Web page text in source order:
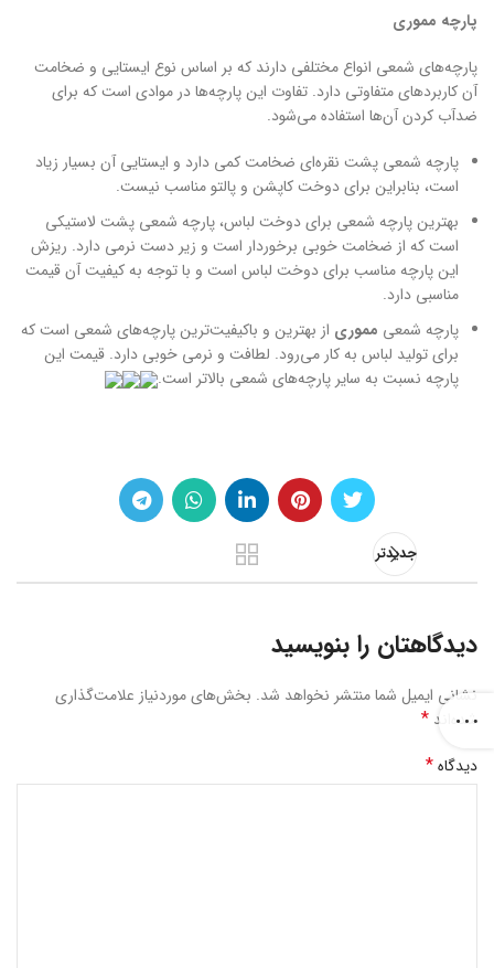
پارچه مموری
پارچه‌های شمعی انواع مختلفی دارند که بر اساس نوع ایستایی و ضخامت
آن کاربرد‌های متفاوتی دارد. تفاوت این پارچه‌ها در موادی است که برای
ضدآب کردن آن‌ها استفاده می‌شود.
پارچه شمعی پشت نقره‌ای ضخامت کمی دارد و ایستایی آن بسیار زیاد
است، بنابراین برای دوخت کاپشن و پالتو مناسب نیست.
بهترین پارچه شمعی برای دوخت لباس، پارچه شمعی پشت لاستیکی
است که از ضخامت خوبی برخوردار است و زیر دست نرمی دارد. ریزش
این پارچه مناسب برای دوخت لباس است و با توجه به کیفیت آن قیمت
مناسبی دارد.
پارچه شمعی مموری از بهترین و باکیفیت‌ترین پارچه‌های شمعی است که
برای تولید لباس به کار می‌رود. لطافت و نرمی خوبی دارد. قیمت این
پارچه نسبت به سایر پارچه‌های شمعی بالاتر است.
جدیدتر
دیدگاهتان را بنویسید
نشانی ایمیل شما منتشر نخواهد شد. بخش‌های موردنیاز علامت‌گذاری
شده‌اند *
دیدگاه*